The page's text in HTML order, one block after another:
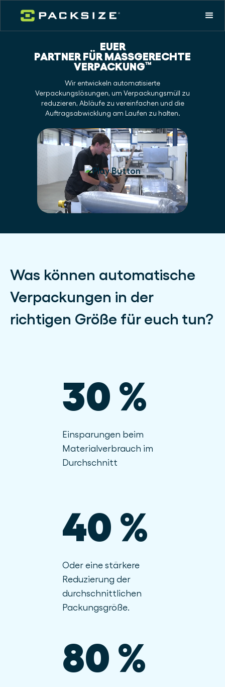
EUER
PARTNER FÜR MASSGERECHTE V
ERPACKUNG ™
Wir entwickeln automatisierte
Verpackungslösungen, um Verpackungsmüll zu
reduzieren, Abläufe zu vereinfachen und die
Auftragsabwicklung am Laufen zu halten.
Was können automatische
Verpackungen in der
richtigen Größe für euch tun?
30 %
Einsparungen beim
Materialverbrauch im
Durchschnitt
40 %
Oder eine stärkere
Reduzierung der
durchschnittlichen
Packungsgröße.
80 %